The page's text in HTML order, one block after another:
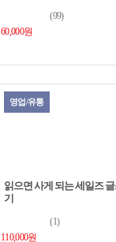
(99)
60,000원
영업/유통
읽으면 사게 되는 세일즈
기
(1)
110,000원